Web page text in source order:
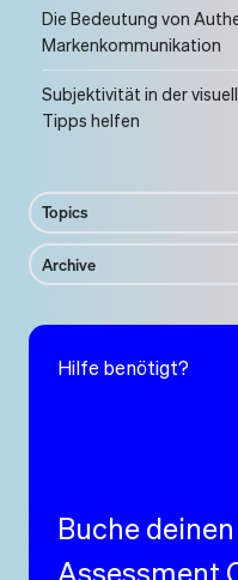
Die Bedeutung von
Markenkommunikation
Subjektivität in der
Tipps helfen
Topics
Archive
Hilfe benötigt?
Buche